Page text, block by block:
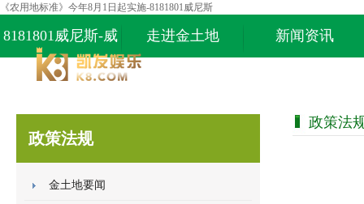
《农用地标准》今年8月1日起实施-8181801威尼斯
8181801威尼斯-威
尼斯87978797
走进金土地 新闻资讯
政策法规
金土地要闻
政策法